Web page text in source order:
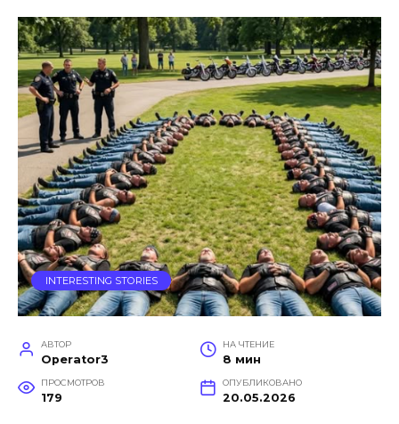
INTERESTING STORIES
АВТОР
Operator3
НА ЧТЕНИЕ
8 мин
ПРОСМОТРОВ
179
ОПУБЛИКОВАНО
20.05.2026